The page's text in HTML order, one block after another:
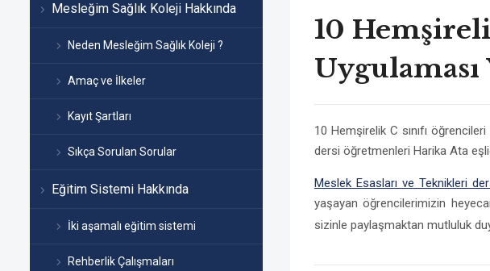
Mesleğim Sağlık Koleji Hakkında
Neden Mesleğim Sağlık Koleji ?
Amaç ve İlkeler
Kayıt Şartları
Sıkça Sorulan Sorular
Eğitim Sistemi Hakkında
İki aşamalı eğitim sistemi
Rehberlik Çalışmaları
10
Uygulaması
10 Hemşirelik C sınıfı
dersi öğretmenleri Harika Ata
Meslek Esasları ve Teknikleri
yaşayan öğrencilerimizin
sizinle paylaşmaktan mutluluk